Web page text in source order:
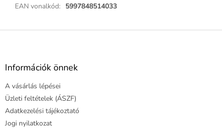
EAN vonalkód: 5997848514033
L
Információk önnek
A vásárlás lépései
Üzleti feltételek (ÁSZF)
Adatkezelési tájékoztató
Jogi nyilatkozat